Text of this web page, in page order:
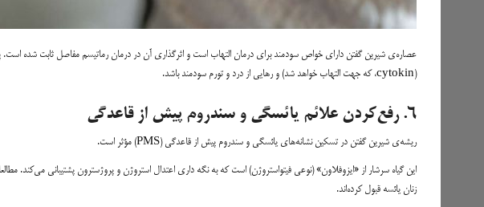
عصاره‌ی شیرین گفتن دارای خواص سودمند برای درمان التهاب است و اثرگذاری آن در درمان رماتیسم مفاصل ثابت شده
(cytokin، که جهت التهاب خواهد شد) و رهایی از درد و تورم سودمند باشد.
۶. رفع‌کردن علائم یائسگی و سندروم پیش از قاعدگی
ریشه‌ی شیرین گفتن در تسکین نشانه‌های یائسگی و سندروم پیش از قاعدگی (PMS) مؤثر است.
این گیاه سرشار از «ایزوفلاون‌» (نوعی فیتواستروژن) است که به نگه داری اعتدال استروژن و پروژسترون پشتیبانی می‌کند.
زنان یائسه قبول کرده‌اند.